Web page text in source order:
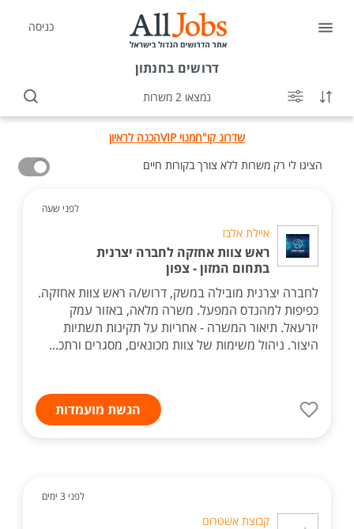
כניסה
דרושים בחנתון
נמצאו 2 משרות
שדרוג קו"חמנוי VIP
הכנה לראיון
הציגו לי רק משרות ללא צורך בקורות חיים
לפני שעה
איילת אלבז
ראש צוות אחזקה לחברה יצרנית
בתחום המזון - צפון
לחברה יצרנית מובילה במשק, דרוש/ה ראש צוות אחזקה.
כפיפות למהנדס המפעל. משרה מלאה, באזור עמק
יזרעאל. תיאור המשרה - אחריות על תקינות תשתיות
היצור. ניהול משימות של צוות מכונאים, מסגרים ורתכ...
הגשת מועמדות
לפני 3 ימים
קבוצת אשטרום